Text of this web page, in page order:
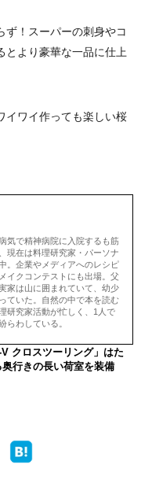
ず！スーパーの刺身やコ
とより豪華な一品に仕上
イワイ作っても楽しい桜
気で精神病院に入院するも筋
現在は料理研究家・パーソナ
。企業やメディアへのレシピ
イクコンテストにも出場。父
家は山に囲まれていて、幼少
ていた。自然の中で本を読む
研究家活動が忙しく、1人で
らわしている。
V クロスツーリング」はた
行きの長い荷室を装備